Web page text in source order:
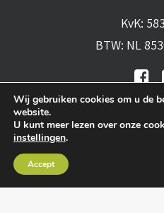
KvK:
BTW: NL
leveringsvoorwaarden
Wij gebruiken cookies om u de
website.
U kunt meer lezen over onze
instellingen.
Accept